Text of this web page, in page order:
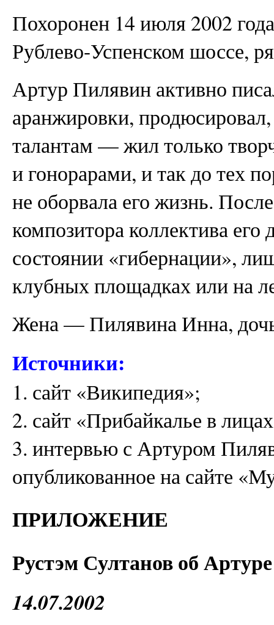
Похоронен 14 июля 2002
Рублево-Успенском шоссе,
Артур Пилявин активно
аранжировки,
талантам — жил только
и гонорарами, и так до тех
не оборвала его жизнь.
композитора коллектива
состоянии «гибернации»,
клубных площадках или на
Жена — Пилявина Инна,
Источники:
1. сайт «Википедия»;
2. сайт «Прибайкалье в
3. интервью с Артуром
опубликованное на сайте
ПРИЛОЖЕНИЕ
Рустэм Султанов об
14.07.2002